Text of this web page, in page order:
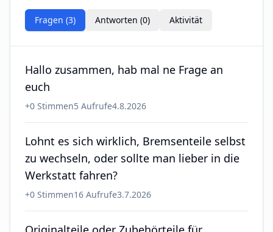
Fragen (3) Antworten (0) Aktivität
Hallo zusammen, hab mal ne Frage an
euch
+0 Stimmen5 Aufrufe4.8.2026
Lohnt es sich wirklich, Bremsenteile selbst
zu wechseln, oder sollte man lieber in die
Werkstatt fahren?
+0 Stimmen16 Aufrufe3.7.2026